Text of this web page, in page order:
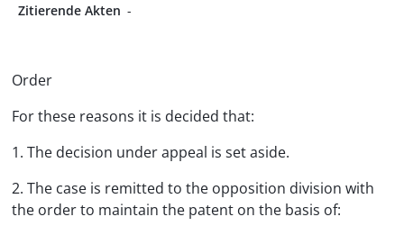
Zitierende Akten -
Order
For these reasons it is decided that:
1. The decision under appeal is set aside.
2. The case is remitted to the opposition division with
the order to maintain the patent on the basis of: